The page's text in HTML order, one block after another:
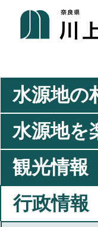
水源地の
水源地を
観光情報
行政情報